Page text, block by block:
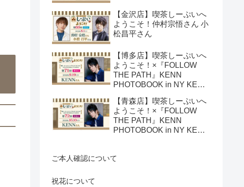
【金沢店】喫茶しーぷいへ
ようこそ！仲村宗悟さん 小
松昌平さん
【博多店】喫茶しーぷいへ
ようこそ！×『FOLLOW
THE PATH』KENN
PHOTOBOOK in NY KENN
【青森店】喫茶しーぷいへ
ようこそ！×『FOLLOW
THE PATH』KENN
PHOTOBOOK in NY KENN
ご本人確認について
祝花について